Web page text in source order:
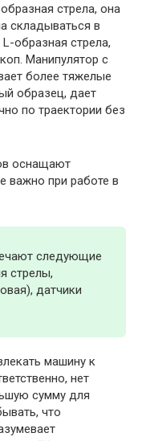
стрела, она
складываться в
образная стрела,
Манипулятор с
более тяжелые
образец, дает
по траектории без
оснащают
важно при работе в
следующие
стрелы,
датчики
машину к
нет
сумму для
что